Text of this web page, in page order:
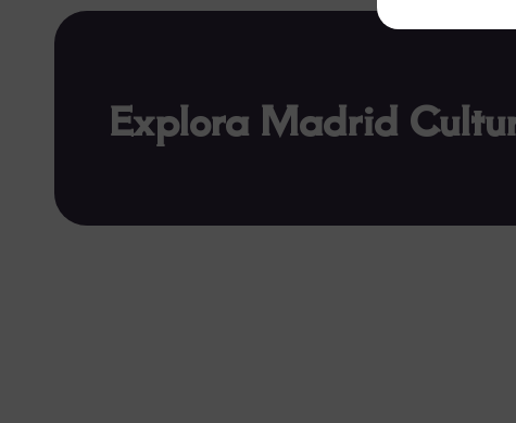
Explora Madrid